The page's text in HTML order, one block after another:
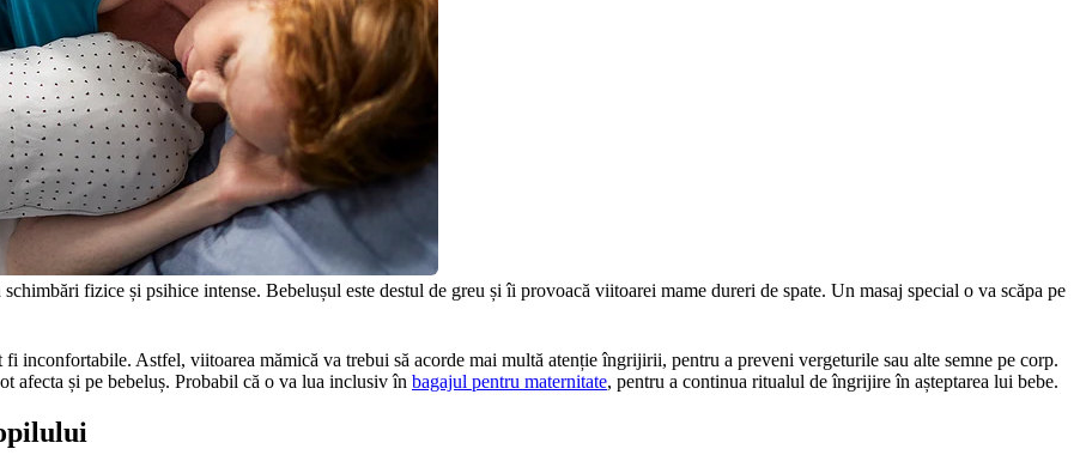
fizice și psihice intense. Bebelușul este destul de greu și îi provoacă viitoarei mame dureri de spate. Un masaj special o va scăpa pe
inconfortabile. Astfel, viitoarea mămică va trebui să acorde mai multă atenție îngrijirii, pentru a preveni vergeturile sau alte semne pe corp.
afecta și pe bebeluș. Probabil că o va lua inclusiv în bagajul pentru maternitate, pentru a continua ritualul de îngrijire în așteptarea lui bebe.